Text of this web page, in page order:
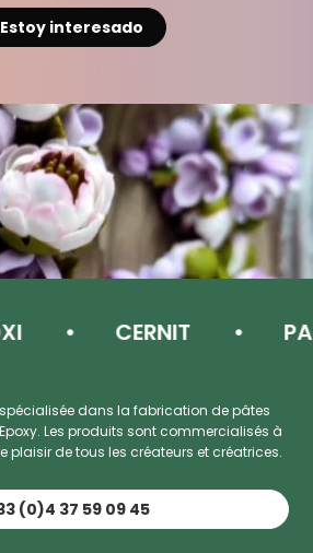
Estoy interesado
CERNIT
dans la fabrication de pâtes
Les produits sont commercialisés à
plaisir de tous les créateurs et créatrices.
(0)4 37 59 09 45